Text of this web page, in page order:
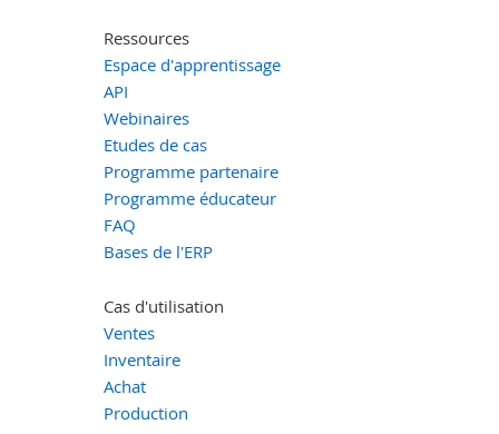
Ressources
Espace d'apprentissage
API
Webinaires
Etudes de cas
Programme partenaire
Programme éducateur
FAQ
Bases de l'ERP
Cas d'utilisation
Ventes
Inventaire
Achat
Production